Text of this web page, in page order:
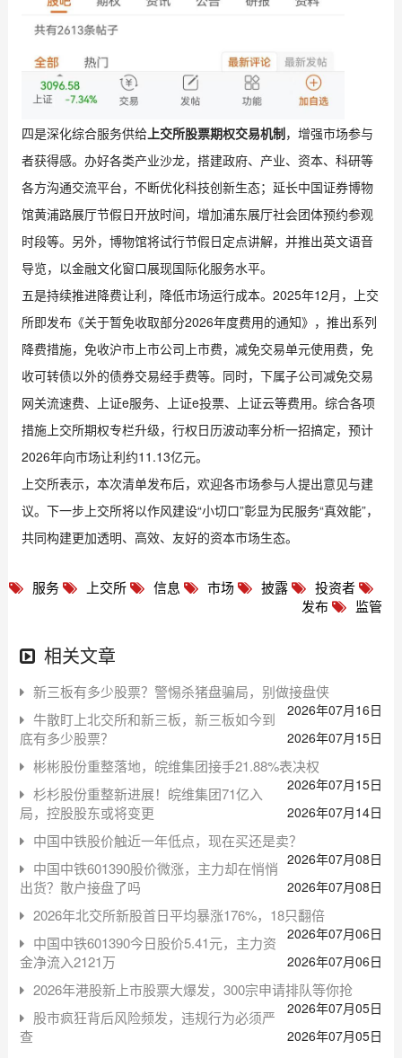
四是深化综合服务供给上交所股票期权交易机制，增强市场参与
者获得感。办好各类产业沙龙，搭建政府、产业、资本、科研等
各方沟通交流平台，不断优化科技创新生态；延长中国证券博物
馆黄浦路展厅节假日开放时间，增加浦东展厅社会团体预约参观
时段等。另外，博物馆将试行节假日定点讲解，并推出英文语音
导览，以金融文化窗口展现国际化服务水平。
五是持续推进降费让利，降低市场运行成本。2025年12月，上交
所即发布《关于暂免收取部分2026年度费用的通知》，推出系列
降费措施，免收沪市上市公司上市费，减免交易单元使用费，免
收可转债以外的债券交易经手费等。同时，下属子公司减免交易
网关流速费、上证e服务、上证e投票、上证云等费用。综合各项
措施上交所期权专栏升级，行权日历波动率分析一招搞定，预计
2026年向市场让利约11.13亿元。
上交所表示，本次清单发布后，欢迎各市场参与人提出意见与建
议。下一步上交所将以作风建设“小切口”彰显为民服务“真效能”，
共同构建更加透明、高效、友好的资本市场生态。
服务 上交所 信息 市场 披露
投资者
发布
监管
相关文章
新三板有多少股票？警惕杀猪盘骗局，别做接盘侠
2026年07月16日
牛散盯上北交所和新三板，新三板如今到
底有多少股票？
2026年07月15日
彬彬股份重整落地，皖维集团接手21.88%表决权
2026年07月15日
杉杉股份重整新进展！皖维集团71亿入
局，控股股东或将变更
2026年07月14日
中国中铁股价触近一年低点，现在买还是卖？
2026年07月08日
中国中铁601390股价微涨，主力却在悄悄
出货？散户接盘了吗
2026年07月08日
2026年北交所新股首日平均暴涨176%，18只翻倍
2026年07月06日
中国中铁601390今日股价5.41元，主力资
金净流入2121万
2026年07月06日
2026年港股新上市股票大爆发，300宗申请排队等你抢
2026年07月05日
股市疯狂背后风险频发，违规行为必须严
查
2026年07月05日